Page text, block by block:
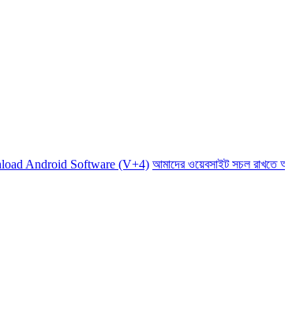
Software (V+4) আমাদের ওয়েবসাইট সচল রাখতে আমাদের